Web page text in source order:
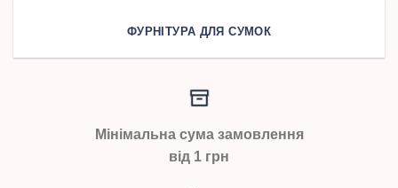
ФУРНІТУРА ДЛЯ СУМОК
Мінімальна сума замовлення
від 1 грн